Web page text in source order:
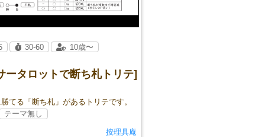
ータロットで断ち札トリテ]
てる「断ち札」があるトリテです。
30-60 10歳〜
テーマ無し
按理具庵